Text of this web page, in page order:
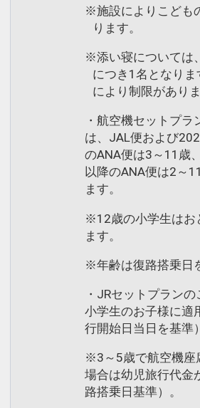
※施設によりこども
ります。
※添い寝については
につき1名となり
により制限がありま
・航空機セットプラ
は、JAL便および
のANA便は3～11歳
以降のANA便は2～
ます。
※12歳の小学生はお
ます。
※年齢は復路搭乗日
・JRセットプランの
小学生のお子様に適
行開始日当日を基準
※3～5歳で航空機座
場合は幼児旅行代金
路搭乗日基準）。